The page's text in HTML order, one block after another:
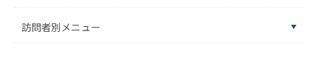
訪問者別メニュー